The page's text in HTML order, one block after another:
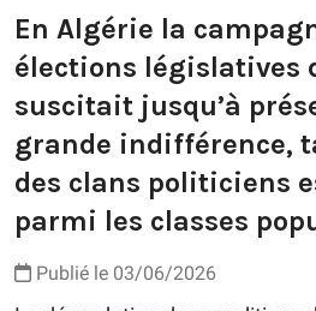
En Algérie la
élections législatives
suscitait jusqu’à
grande indifférence,
des clans politiciens
parmi les classes
Publié le 03/06/2026